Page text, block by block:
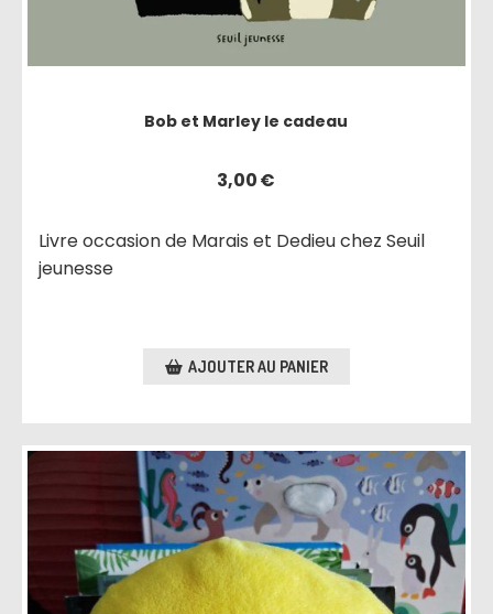
Bob et Marley le cadeau
3,00€
Livre occasion de Marais et Dedieu chez Seuil
jeunesse
AJOUTER AU PANIER